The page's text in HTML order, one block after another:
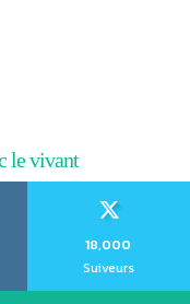
le vivant
18,000
Suiveurs